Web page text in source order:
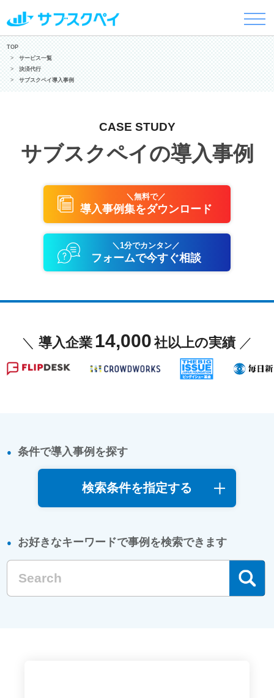
TOP
サービス一覧
決済代行
サブスクペイ導入事例
CASE STUDY
サブスクペイの導入事例
＼無料で／
導入事例集をダウンロード
＼1分でカンタン／
フォームで今すぐ相談
＼ 導入企業 14,000 社以上の実績／
条件で導入事例を探す
検索条件を指定する
お好きなキーワードで事例を検索できます